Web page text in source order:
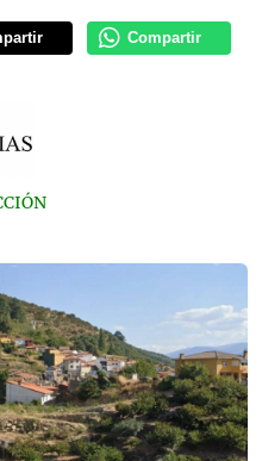
Compartir